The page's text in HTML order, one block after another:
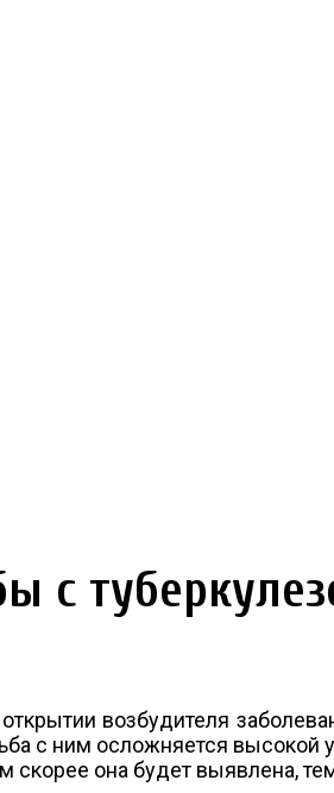
с
возбудителя
с ним осложняется
скорее она будет выявлена,